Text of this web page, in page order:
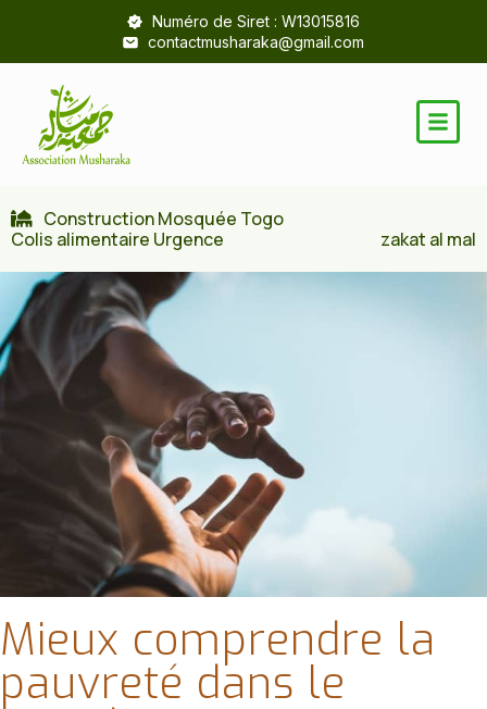
Numéro de Siret : W13015816
contactmusharaka@gmail.com
Construction Mosquée Togo
Colis alimentaire Urgence
zakat al mal
Mieux comprendre la
pauvreté dans le